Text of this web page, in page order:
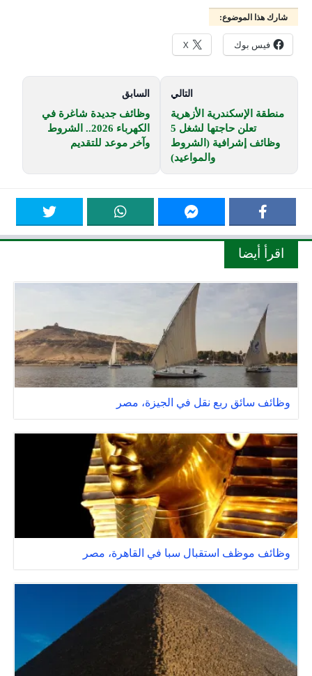
شارك هذا الموضوع:
فيس بوك X
التالي
منطقة الإسكندرية الأزهرية
تعلن حاجتها لشغل 5
وظائف إشرافية (الشروط
والمواعيد)
السابق
وظائف جديدة شاغرة في
الكهرباء 2026.. الشروط
وآخر موعد للتقديم
اقرأ أيضا
وظائف سائق ربع نقل في الجيزة، مصر
وظائف موظف استقبال سبا في القاهرة، مصر